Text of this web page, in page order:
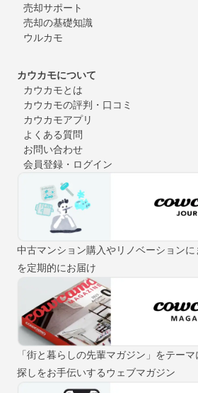
売却サポート
売却の基礎知識
ウルカモ
カウカモについて
カウカモとは
カウカモの評判・口コミ
カウカモアプリ
よくある質問
お問い合わせ
会員登録・ログイン
中古マンション購入やリノベーション
を定期的にお届け
「街と暮らしの先輩マガジン」をテー
探しをお手伝いするウェブマガジン